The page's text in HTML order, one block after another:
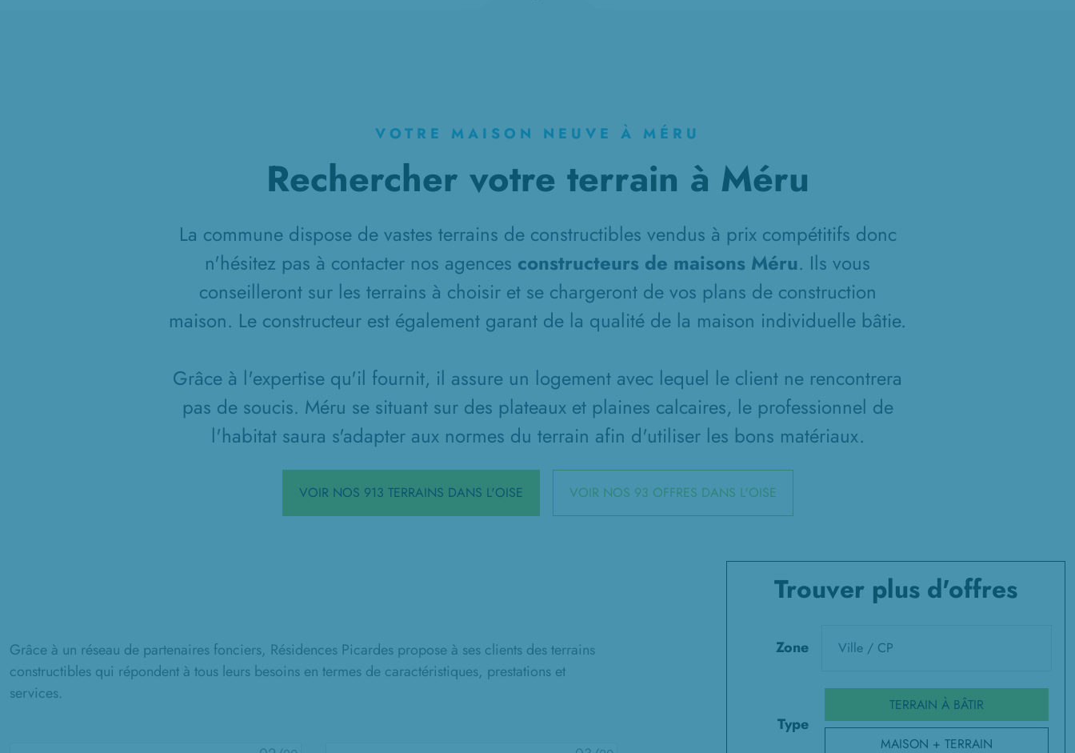
VOTRE MAISON NEUVE À MÉRU
Rechercher votre terrain à Méru
La commune dispose de vastes terrains de constructibles vendus à prix compétitifs donc
n'hésitez pas à contacter nos agences constructeurs de maisons Méru. Ils vous
conseilleront sur les terrains à choisir et se chargeront de vos plans de construction
maison. Le constructeur est également garant de la qualité de la maison individuelle bâtie.
Grâce à l'expertise qu'il fournit, il assure un logement avec lequel le client ne rencontrera
pas de soucis. Méru se situant sur des plateaux et plaines calcaires, le professionnel de
l'habitat saura s'adapter aux normes du terrain afin d'utiliser les bons matériaux.
VOIR NOS 913 TERRAINS DANS L'OISE VOIR NOS 93 OFFRES DANS L'OISE
Grâce à un réseau de partenaires fonciers, Résidences Picardes propose à ses clients des terrains
constructibles qui répondent à tous leurs besoins en termes de caractéristiques, prestations et
services.
Trouver plus d'offres
Zone
Type
TERRAIN À BÂTIR
MAISON + TERRAIN